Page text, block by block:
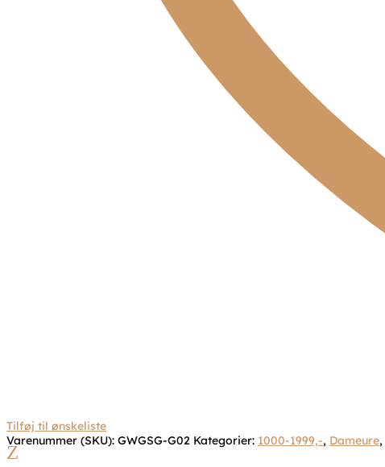
Tilføj til ønskeliste
Varenummer (SKU): GWGSG-G02 Kategorier: 1000-1999,-, Dameure,
Z